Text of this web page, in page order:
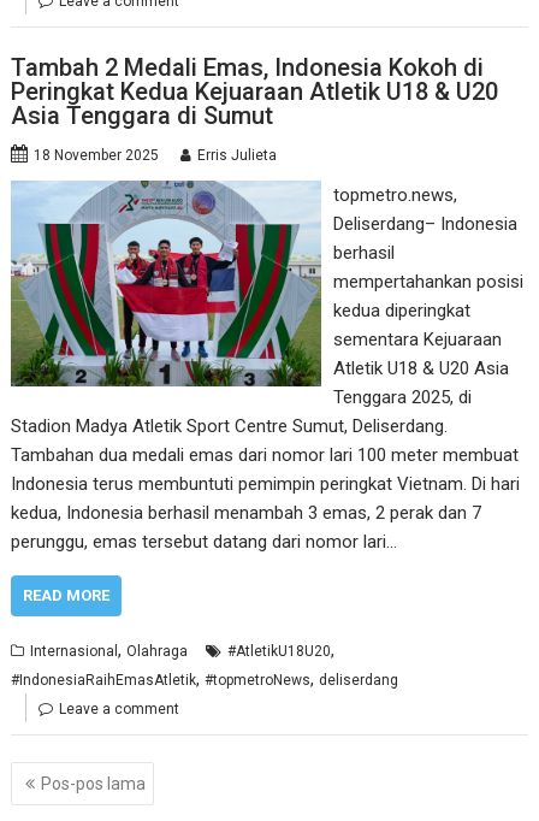
Tambah 2 Medali Emas, Indonesia Kokoh di
Peringkat Kedua Kejuaraan Atletik U18 & U20
Asia Tenggara di Sumut
18 November 2025 Erris Julieta
topmetro.news,
Deliserdang– Indonesia
berhasil
mempertahankan posisi
kedua diperingkat
sementara Kejuaraan
Atletik U18 & U20 Asia
Tenggara 2025, di
Stadion Madya Atletik Sport Centre Sumut, Deliserdang.
Tambahan dua medali emas dari nomor lari 100 meter membuat
Indonesia terus membuntuti pemimpin peringkat Vietnam. Di hari
kedua, Indonesia berhasil menambah 3 emas, 2 perak dan 7
perunggu, emas tersebut datang dari nomor lari…
READ MORE
Internasional,Olahraga #AtletikU18U20,
#IndonesiaRaihEmasAtletik,#topmetroNews, deliserdang
Leave a comment
Navigasi
pos
Pos-pos lama